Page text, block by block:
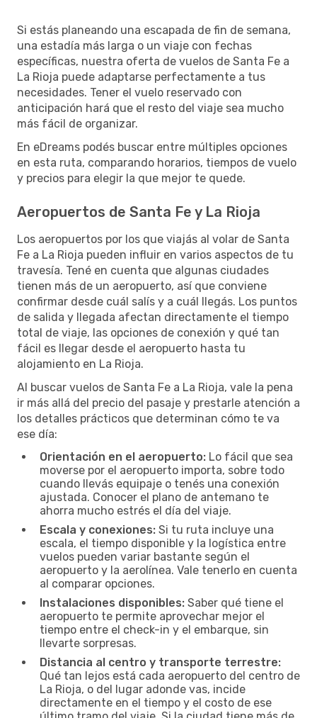
Si estás planeando una escapada de fin de semana,
una estadía más larga o un viaje con fechas
específicas, nuestra oferta de vuelos de Santa Fe a
La Rioja puede adaptarse perfectamente a tus
necesidades. Tener el vuelo reservado con
anticipación hará que el resto del viaje sea mucho
más fácil de organizar.
En eDreams podés buscar entre múltiples opciones
en esta ruta, comparando horarios, tiempos de vuelo
y precios para elegir la que mejor te quede.
Aeropuertos de Santa Fe y La Rioja
Los aeropuertos por los que viajás al volar de Santa
Fe a La Rioja pueden influir en varios aspectos de tu
travesía. Tené en cuenta que algunas ciudades
tienen más de un aeropuerto, así que conviene
confirmar desde cuál salís y a cuál llegás. Los puntos
de salida y llegada afectan directamente el tiempo
total de viaje, las opciones de conexión y qué tan
fácil es llegar desde el aeropuerto hasta tu
alojamiento en La Rioja.
Al buscar vuelos de Santa Fe a La Rioja, vale la pena
ir más allá del precio del pasaje y prestarle atención a
los detalles prácticos que determinan cómo te va
ese día:
Orientación en el aeropuerto: Lo fácil que sea
moverse por el aeropuerto importa, sobre todo
cuando llevás equipaje o tenés una conexión
ajustada. Conocer el plano de antemano te
ahorra mucho estrés el día del viaje.
Escala y conexiones: Si tu ruta incluye una
escala, el tiempo disponible y la logística entre
vuelos pueden variar bastante según el
aeropuerto y la aerolínea. Vale tenerlo en cuenta
al comparar opciones.
Instalaciones disponibles: Saber qué tiene el
aeropuerto te permite aprovechar mejor el
tiempo entre el check-in y el embarque, sin
llevarte sorpresas.
Distancia al centro y transporte terrestre:
Qué tan lejos está cada aeropuerto del centro de
La Rioja, o del lugar adonde vas, incide
directamente en el tiempo y el costo de ese